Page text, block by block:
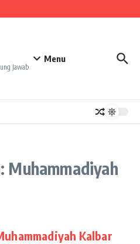
di Anjungan Melancar
Jawab
Menu
Muhammadiyah
Kalbar